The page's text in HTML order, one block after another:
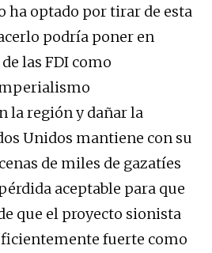
ha optado por tirar de esta
podría poner en
las FDI como
la región y dañar la
Unidos mantiene con su
de miles de gazatíes
aceptable para que
que el proyecto sionista
fuerte como